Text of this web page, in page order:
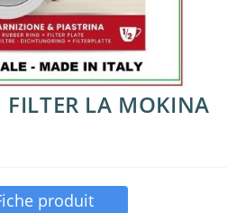
FILTER LA MOKINA
produit